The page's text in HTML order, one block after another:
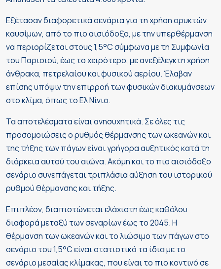
Εξέτασαν διαφορετικά σενάρια για τη χρήση ορυκτών
καυσίμων, από το πιο αισιόδοξο, με την υπερθέρμανση
να περιορίζεται στους 1,5°C σύμφωνα με τη Συμφωνία
του Παρισιού, έως το χειρότερο, με ανεξέλεγκτη χρήση
άνθρακα, πετρελαίου και φυσικού αερίου. Έλαβαν
επίσης υπόψιν την επιρροή των φυσικών διακυμάνσεων
στο κλίμα, όπως το Ελ Νίνιο.
Τα αποτελέσματα είναι ανησυχητικά. Σε όλες τις
προσομοιώσεις ο ρυθμός θέρμανσης των ωκεανών και
της τήξης των πάγων είναι γρήγορα αυξητικός κατά τη
διάρκεια αυτού του αιώνα. Ακόμη και το πιο αισιόδοξο
σενάριο συνεπάγεται τριπλάσια αύξηση του ιστορικού
ρυθμού θέρμανσης και τήξης.
Επιπλέον, διαπιστώνεται ελάχιστη έως καθόλου
διαφορά μεταξύ των σεναρίων έως το 2045. Η
θέρμανση των ωκεανών και το λιώσιμο των πάγων στο
σενάριο του 1,5°C είναι στατιστικά τα ίδια με το
σενάριο μεσαίας κλίμακας, που είναι το πιο κοντινό σε